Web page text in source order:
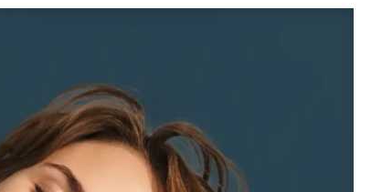
Kissen. Öffnen Sie 😴Wasserbetten, 😴
Lassen Sie uns zusammenarbeiten ✉.